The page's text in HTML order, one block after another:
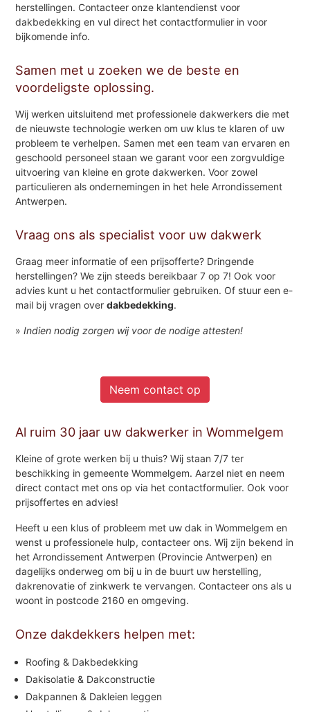
herstellingen. Contacteer onze klantendienst voor
dakbedekking en vul direct het contactformulier in voor
bijkomende info.
Samen met u zoeken we de beste en
voordeligste oplossing.
Wij werken uitsluitend met professionele dakwerkers die met
de nieuwste technologie werken om uw klus te klaren of uw
probleem te verhelpen. Samen met een team van ervaren en
geschoold personeel staan we garant voor een zorgvuldige
uitvoering van kleine en grote dakwerken. Voor zowel
particulieren als ondernemingen in het hele Arrondissement
Antwerpen.
Vraag ons als specialist voor uw dakwerk
Graag meer informatie of een prijsofferte? Dringende
herstellingen? We zijn steeds bereikbaar 7 op 7! Ook voor
advies kunt u het contactformulier gebruiken. Of stuur een e-
mail bij vragen overdakbedekking.
»Indien nodig zorgen wij voor de nodige attesten!
Neem contact op
Al ruim 30 jaar uw dakwerker in Wommelgem
Kleine of grote werken bij u thuis? Wij staan 7/7 ter
beschikking in gemeente Wommelgem. Aarzel niet en neem
direct contact met ons op via het contactformulier. Ook voor
prijsoffertes en advies!
Heeft u een klus of probleem met uw dak in Wommelgem en
wenst u professionele hulp, contacteer ons. Wij zijn bekend in
het Arrondissement Antwerpen (Provincie Antwerpen) en
dagelijks onderweg om bij u in de buurt uw herstelling,
dakrenovatie of zinkwerk te vervangen. Contacteer ons als u
woont in postcode 2160 en omgeving.
Onze dakdekkers helpen met:
Roofing & Dakbedekking
Dakisolatie & Dakconstructie
Dakpannen & Dakleien leggen